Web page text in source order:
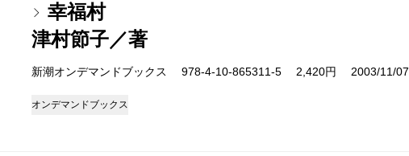
幸福村
津村節子／著
新潮オンデマンドブックス 978-4-10-865311-5 2,420円 2003/11/07
オンデマンドブックス